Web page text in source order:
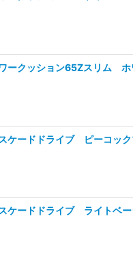
クッション65Zスリム ホ
ードドライブ ピーコック
ードドライブ ライトベー